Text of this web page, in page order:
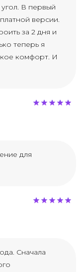
В первый
версии.
за 2 дня и
теперь я
комфорт. И
для
Сначала